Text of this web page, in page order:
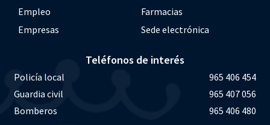
Empleo
Farmacias
Empresas
Sede electrónica
Teléfonos de interés
Policía local
965 406 454
Guardia civil
965 407 056
Bomberos
965 406 480